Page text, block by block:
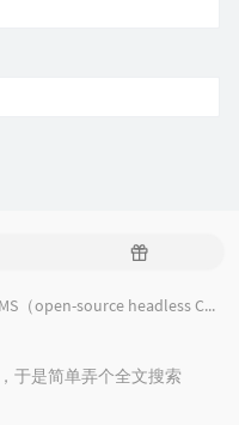
随
文
本地跑通Strapi4，体验无头CMS（open-source headless CMS）
于是简单弄个全文搜索